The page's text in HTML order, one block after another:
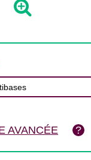
AVANCÉE